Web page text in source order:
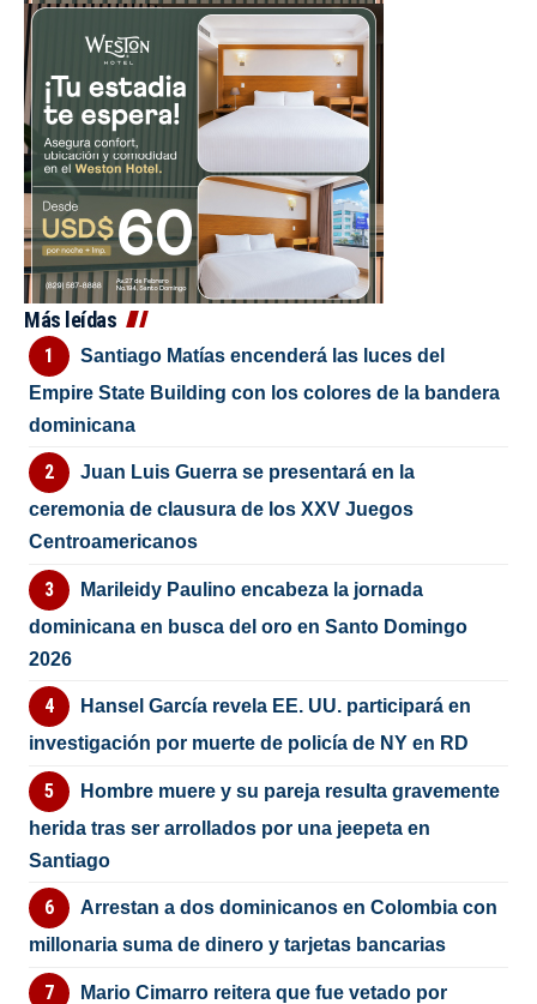
Más leídas
Santiago Matías encenderá las luces del
Empire State Building con los colores de la bandera
dominicana
Juan Luis Guerra se presentará en la
ceremonia de clausura de los XXV Juegos
Centroamericanos
Marileidy Paulino encabeza la jornada
dominicana en busca del oro en Santo Domingo
2026
Hansel García revela EE. UU. participará en
investigación por muerte de policía de NY en RD
Hombre muere y su pareja resulta gravemente
herida tras ser arrollados por una jeepeta en
Santiago
Arrestan a dos dominicanos en Colombia con
millonaria suma de dinero y tarjetas bancarias
Mario Cimarro reitera que fue vetado por